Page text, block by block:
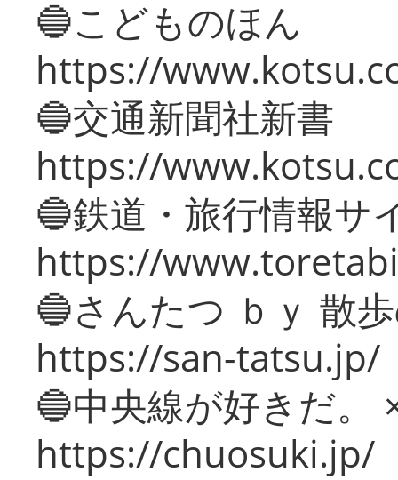
🔵こどものほん
https://
🔵交通新聞社新書
https://
🔵鉄道・旅行情報サ
https://
🔵さんたつ ｂｙ 散
https://san-tatsu.jp/
🔵中央線が好きだ。
https://chuosuki.jp/